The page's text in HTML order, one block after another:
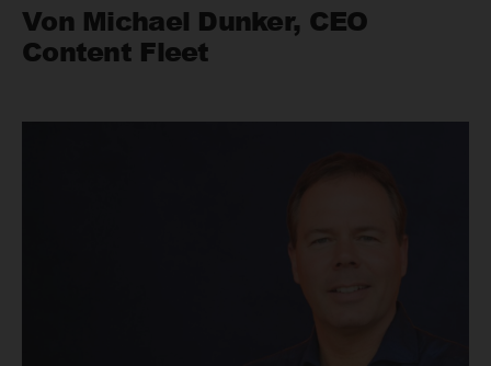
Von Michael Dunker, CEO
Content Fleet